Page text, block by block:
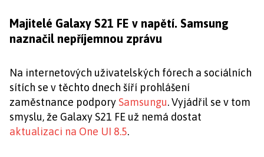
Majitelé Galaxy S21 FE v napětí. Samsung
naznačil nepříjemnou zprávu
Na internetových uživatelských fórech a sociálních
sítích se v těchto dnech šíří prohlášení
zaměstnance podpory Samsungu. Vyjádřil se v tom
smyslu, že Galaxy S21 FE už nemá dostat
aktualizaci na One UI 8.5.